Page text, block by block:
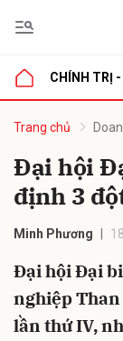
CHÍNH TRỊ -
Trang chủ
Đại hội
định 3
Minh Phương
Đại hội Đại
nghiệp Than
lần thứ IV,
luận